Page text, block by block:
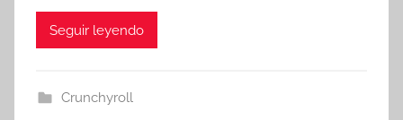
Seguir leyendo
Crunchyroll